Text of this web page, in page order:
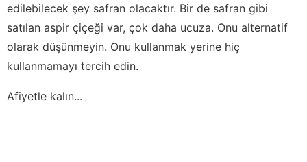
edilebilecek şey safran olacaktır. Bir de safran gibi
satılan aspir çiçeği var, çok daha ucuza. Onu alternatif
olarak düşünmeyin. Onu kullanmak yerine hiç
kullanmamayı tercih edin.
Afiyetle kalın...